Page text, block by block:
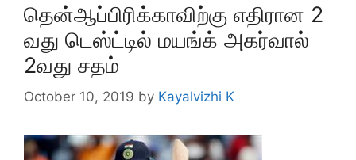
தென்ஆப்பிரிக்காவிற்கு எதிரான 2
வது டெஸ்ட்டில் மயங்க் அகர்வால்
2வது சதம்
October 10, 2019 by Kayalvizhi K